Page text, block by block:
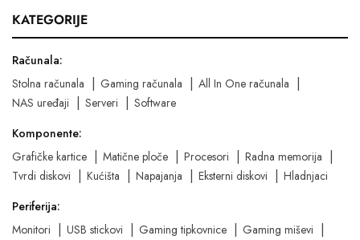
KATEGORIJE
Računala:
Stolna računala
Gaming računala
All In One računala
NAS uređaji
Serveri
Software
Komponente:
Grafičke kartice
Matične ploče Procesori
Radna memorija
Tvrdi diskovi
Kućišta Napajanja Eksterni diskovi
Hladnjaci
Periferija:
Monitori
USB stickovi Gaming tipkovnice
Gaming miševi